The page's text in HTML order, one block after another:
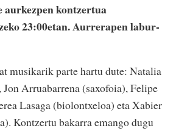
aurkezpen kontzertua
23:00etan. Aurrerapen labur-
musikarik parte hartu dute: Natalia
Arruabarrena (saxofoia), Felipe
Lasaga (biolontxeloa) eta Xabier
Kontzertu bakarra emango dugu